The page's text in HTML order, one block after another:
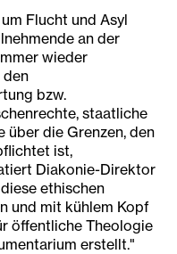
Flucht und Asyl
an der
wieder
den
bzw.
staatliche
über die Grenzen, den
ist,
Diakonie-Direktor
ethischen
und mit kühlem Kopf
öffentliche Theologie
erstellt."